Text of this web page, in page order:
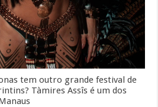
tem outro grande festival de
Tàmires Assîs é um dos